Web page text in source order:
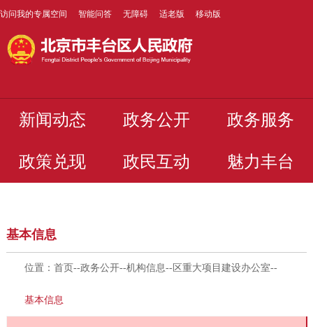
访问我的专属空间 智能问答 无障碍 适老版 移动版
新闻动态 政务公开 政务服务
政策兑现 政民互动 魅力丰台
基本信息
位置： 首页 --政务公开--机构信息--区重大项目建设办公室--
基本信息